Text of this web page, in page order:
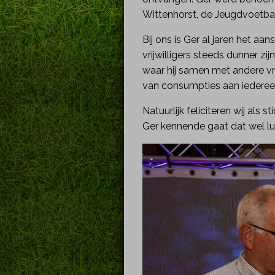
Wittenhorst, de
Bij ons is Ger al jaren het
vrijwilligers steeds dunner
waar hij samen met andere
van consumpties aan
Natuurlijk feliciteren wij als
Ger kennende gaat dat wel